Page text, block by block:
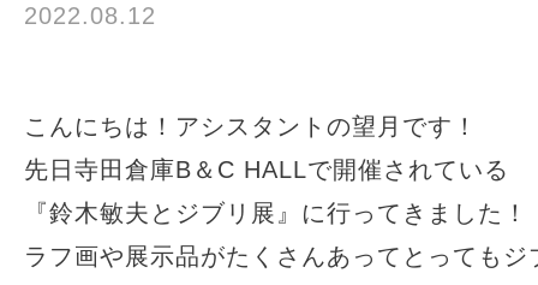
2022.08.12
こんにちは！アシスタントの望月です！
先日寺田倉庫B＆C HALLで開催されている
『鈴木敏夫とジブリ展』に行ってきました！
ラフ画や展示品がたくさんあってとってもジ